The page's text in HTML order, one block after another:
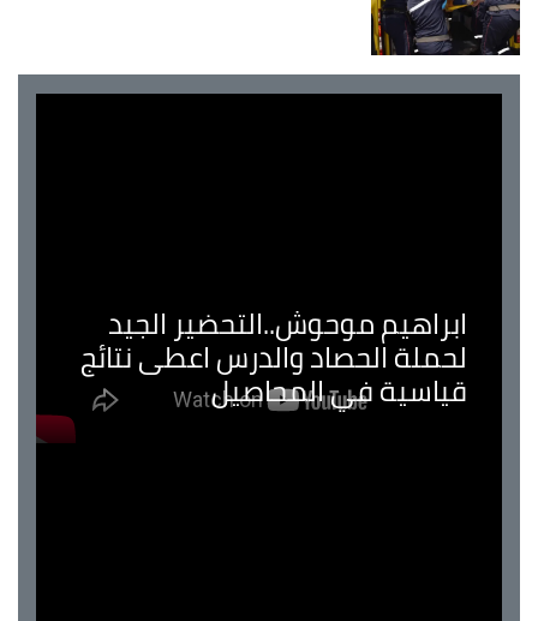
ابراهيم موحوش..التحضير الجيد
لحملة الحصاد والدرس اعطى نتائج
قياسية في المحاصيل